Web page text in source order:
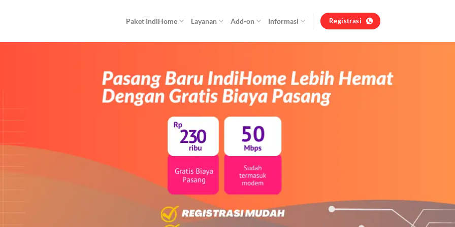
Paket IndiHome Layanan Add-on Informasi Registrasi